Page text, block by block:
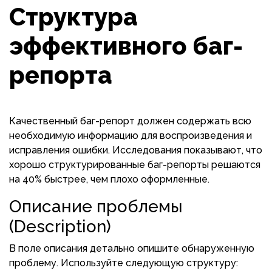
Структура
эффективного баг-
репорта
Качественный баг-репорт должен содержать всю
необходимую информацию для воспроизведения и
исправления ошибки. Исследования показывают, что
хорошо структурированные баг-репорты решаются
на 40% быстрее, чем плохо оформленные.
Описание проблемы
(Description)
В поле описания детально опишите обнаруженную
проблему. Используйте следующую структуру: